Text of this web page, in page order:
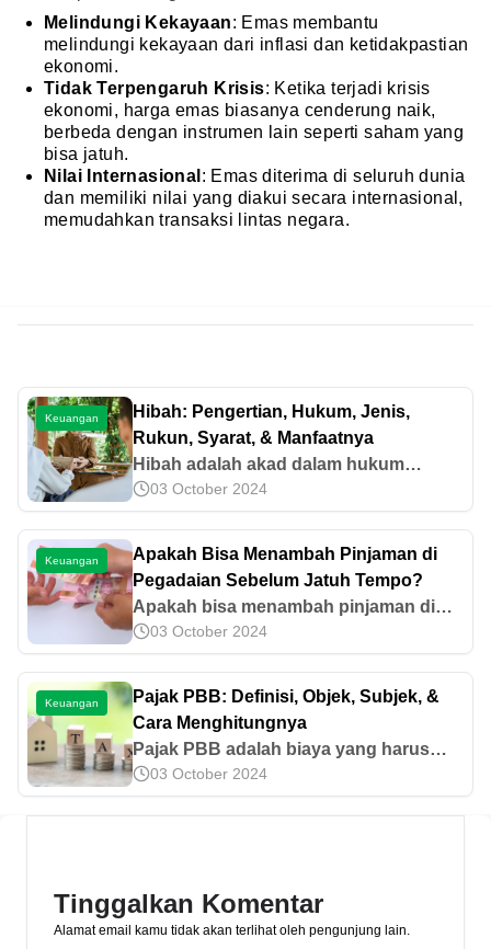
Melindungi Kekayaan: Emas membantu
melindungi kekayaan dari inflasi dan ketidakpastian
ekonomi.
Tidak Terpengaruh Krisis: Ketika terjadi krisis
ekonomi, harga emas biasanya cenderung naik,
berbeda dengan instrumen lain seperti saham yang
bisa jatuh.
Nilai Internasional : Emas diterima di seluruh dunia
dan memiliki nilai yang diakui secara internasional,
memudahkan transaksi lintas negara.
Keuangan
Hibah: Pengertian, Hukum, Jenis,
Rukun, Syarat, & Manfaatnya
Hibah adalah akad dalam hukum
syariah yang dilakukan dalam
penyerahan harta atau properti secara
sukarela. Mari simak selengkapnya di
artikel ini.
03 October 2024
Keuangan
Apakah Bisa Menambah Pinjaman di
Pegadaian Sebelum Jatuh Tempo?
Apakah bisa menambah pinjaman di
pegadaian sebelum jatuh tempo?
Jawabannya bisa melalui gadai ulang
untuk penaksiran ulang barang
jaminan. Yuk, simak!
03 October 2024
Keuangan
Pajak PBB: Definisi, Objek, Subjek, &
Cara Menghitungnya
Pajak PBB adalah biaya yang harus
dibayar oleh pemilik atas suatu tanah
dan bangunan. Yuk, cari tahu informasi
03 October 2024
Tinggalkan Komentar
Alamat email kamu tidak akan terlihat oleh pengunjung lain.